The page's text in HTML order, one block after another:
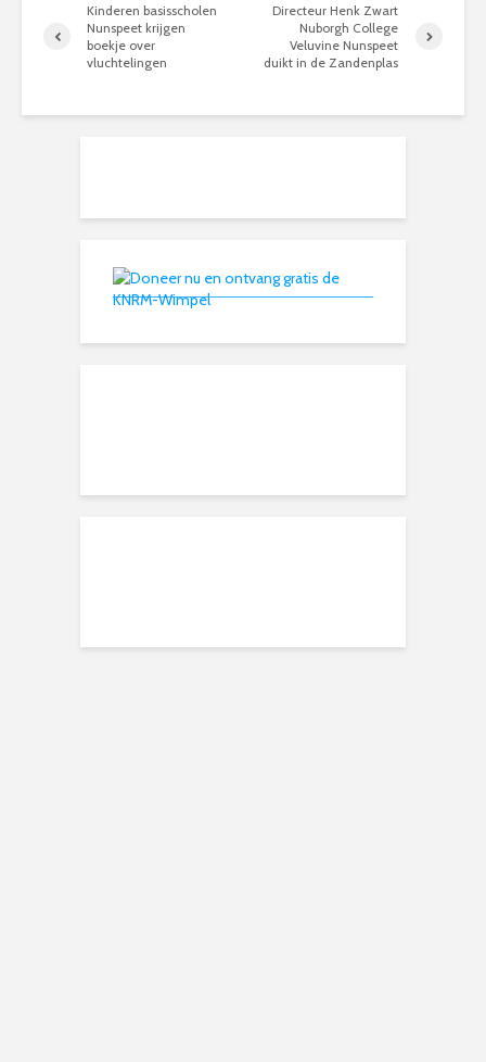
Kinderen basisscholen
Nunspeet krijgen
boekje over
vluchtelingen
Directeur Henk Zwart
Nuborgh College
Veluvine Nunspeet
duikt in de Zandenplas